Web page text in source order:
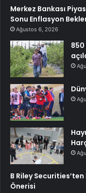
Merkez Bankası
Sonu Enflasyon
Ağustos 6, 2026
B Riley
Önerisi